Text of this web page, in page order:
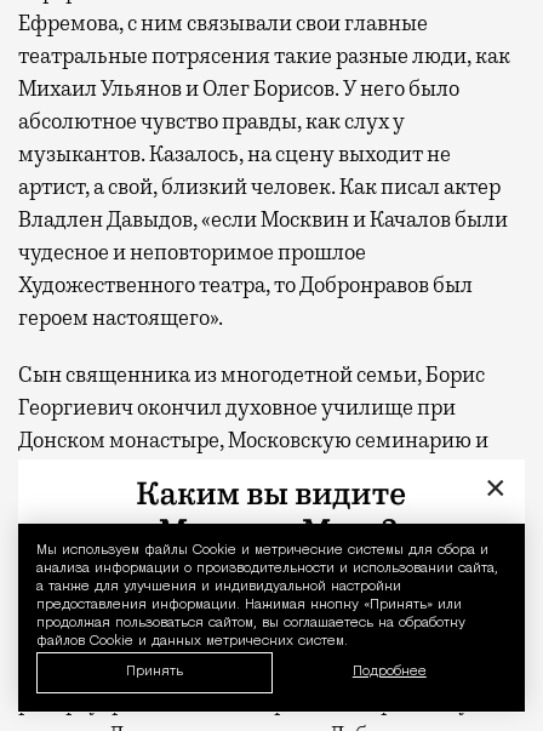
Уведомление
Мы используем файлы Сookie и метрические системы для сбора и
анализа информации о производительности и использовании сайта,
а также для улучшения и индивидуальной настройки
предоставления информации. Нажимая кнопку «Принять» или
продолжая пользоваться сайтом, вы соглашаетесь на обработку
файлов Cookie и данных метрических систем.
Принять Подробнее
Ефремова, с ним связывали свои главные
театральные потрясения такие разные люди, как
Михаил Ульянов и Олег Борисов. У него было
абсолютное чувство правды, как слух у
музыкантов. Казалось, на сцену выходит не
артист, а свой, близкий человек. Как писал актер
Владлен Давыдов, «если Москвин и Качалов были
чудесное и неповторимое прошлое
Художественного театра, то Добронравов был
героем настоящего».
Сын священника из многодетной семьи, Борис
Георгиевич окончил духовное училище при
Донском монастыре, Московскую семинарию и
факультет университета. Но был не чужд и
прекрасному, обожал Шаляпина. У кассы
Большого театра познакомился со
слушательницей Высших женских курсов,
которая впервые рассказала ему о
Художественном театре. Пересмотрев весь
репертуар за 1914 год, оба решили держать туда
×